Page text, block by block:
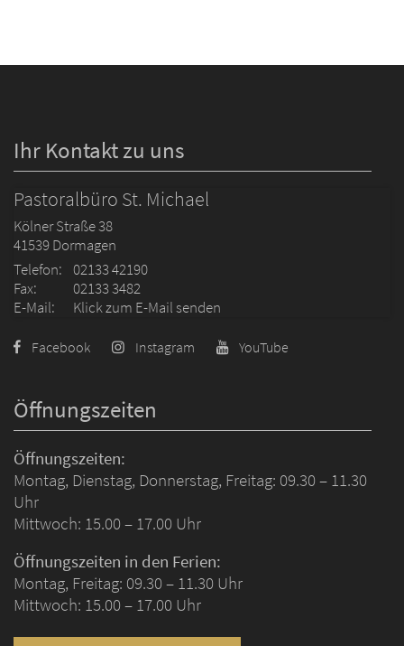
Öffnungszeiten
Öffnungszeiten:
Montag, Dienstag, Donnerstag, Freitag: 09.30 – 11.30
Uhr
Mittwoch: 15.00 – 17.00 Uhr
Öffnungszeiten in den Ferien:
Montag, Freitag: 09.30 – 11.30 Uhr
Mittwoch: 15.00 – 17.00 Uhr
Ihr Kontakt zu uns
Pastoralbüro St. Michael
Kölner Straße 38
41539Dormagen
Telefon: 02133 42190
Fax:
02133 3482
E-Mail:
Klick zum E-Mail senden
Facebook Instagram YouTube